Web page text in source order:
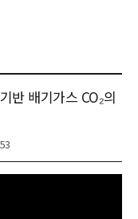
반 배기가스 CO₂의